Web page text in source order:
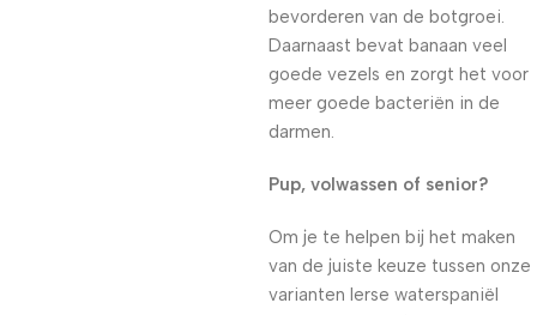
bevorderen van de botgroei.
Daarnaast bevat banaan veel
goede vezels en zorgt het voor
meer goede bacteriën in de
darmen.
Pup, volwassen of senior?
Om je te helpen bij het maken
van de juiste keuze tussen onze
varianten Ierse waterspaniël